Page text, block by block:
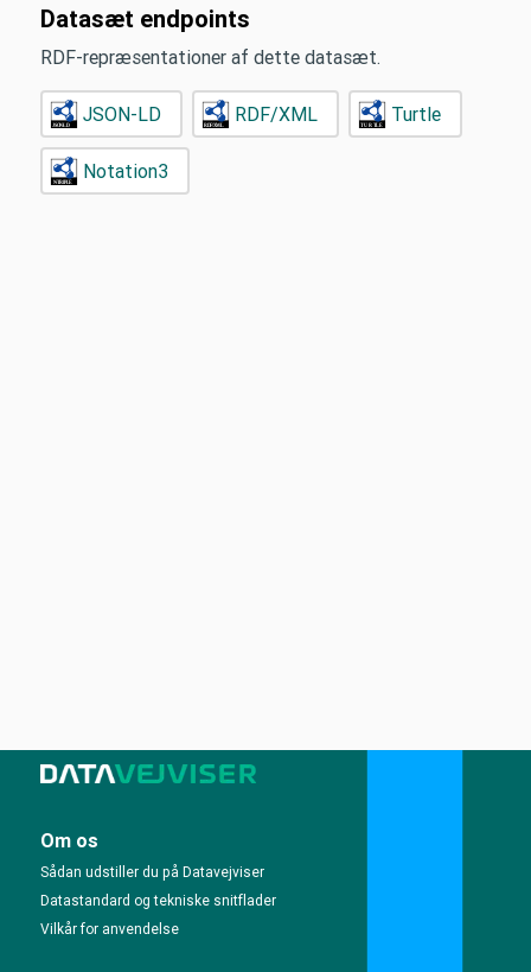
Datasæt endpoints
RDF-repræsentationer af dette datasæt.
JSON-LD RDF/XML Turtle
Notation3
Om os
Sådan udstiller du på Datavejviser
Datastandard og tekniske snitflader
Vilkår for anvendelse